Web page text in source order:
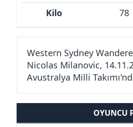
Kilo
78
Western Sydney
Nicolas Milanovic,
Avustralya Milli
OYUNCU